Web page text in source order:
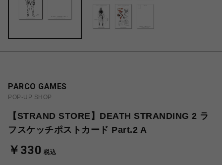
PARCO GAMES
POP-UP SHOP
【STRAND STORE】DEATH STRANDING 2 ラ
フスケッチポストカード Part.2 A
￥330 税込